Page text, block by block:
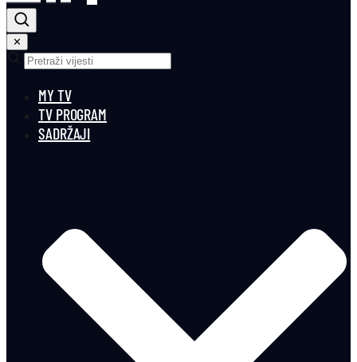
✕
MY TV
TV PROGRAM
SADRŽAJI